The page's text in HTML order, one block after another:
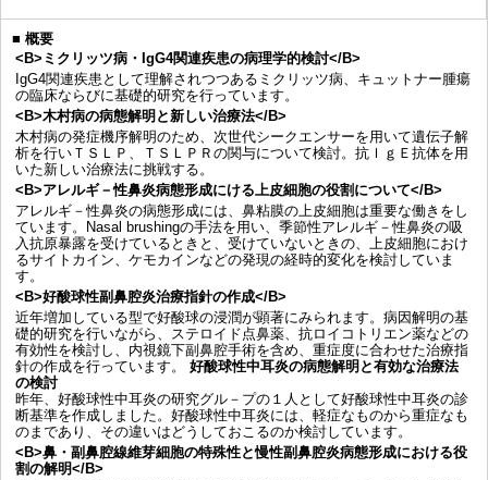
■ 概要
<B>ミクリッツ病・IgG4関連疾患の病理学的検討</B>
IgG4関連疾患として理解されつつあるミクリッツ病、キュットナー腫瘍
の臨床ならびに基礎的研究を行っています。
<B>木村病の病態解明と新しい治療法</B>
木村病の発症機序解明のため、次世代シークエンサーを用いて遺伝子解
析を行いＴＳＬＰ、ＴＳＬＰＲの関与について検討。抗ＩｇＥ抗体を用
いた新しい治療法に挑戦する。
<B>アレルギ－性鼻炎病態形成にける上皮細胞の役割について</B>
アレルギ－性鼻炎の病態形成には、鼻粘膜の上皮細胞は重要な働きをし
ています。Nasal brushingの手法を用い、季節性アレルギ－性鼻炎の吸
入抗原暴露を受けているときと、受けていないときの、上皮細胞におけ
るサイトカイン、ケモカインなどの発現の経時的変化を検討していま
す。
<B>好酸球性副鼻腔炎治療指針の作成</B>
近年増加している型で好酸球の浸潤が顕著にみられます。病因解明の基
礎的研究を行いながら、ステロイド点鼻薬、抗ロイコトリエン薬などの
有効性を検討し、内視鏡下副鼻腔手術を含め、重症度に合わせた治療指
針の作成を行っています。 好酸球性中耳炎の病態解明と有効な治療法
の検討
昨年、好酸球性中耳炎の研究グル－プの１人として好酸球性中耳炎の診
断基準を作成しました。好酸球性中耳炎には、軽症なものから重症なも
のまであり、その違いはどうしておこるのか検討しています。
<B>鼻・副鼻腔線維芽細胞の特殊性と慢性副鼻腔炎病態形成における役
割の解明</B>